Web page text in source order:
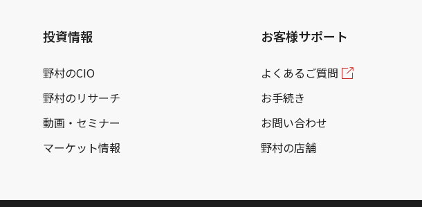
投資情報
野村のCIO
野村のリサーチ
動画・セミナー
マーケット情報
お客様サポート
よくあるご質問
お手続き
お問い合わせ
野村の店舗